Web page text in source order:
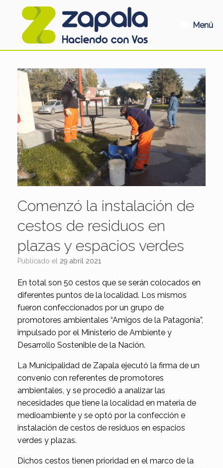
Menú
Comenzó la instalación de
cestos de residuos en
plazas y espacios verdes
Publicado el 29 abril 2021
En total son 50 cestos que se serán colocados en
diferentes puntos de la localidad. Los mismos
fueron confeccionados por un grupo de
promotores ambientales “Amigos de la Patagonia”,
impulsado por el Ministerio de Ambiente y
Desarrollo Sostenible de la Nación.
La Municipalidad de Zapala ejecutó la firma de un
convenio con referentes de promotores
ambientales, y se procedió a analizar las
necesidades que tiene la localidad en materia de
medioambiente y se optó por la confección e
instalación de cestos de residuos en espacios
verdes y plazas.
Dichos cestos tienen prioridad en el marco de la